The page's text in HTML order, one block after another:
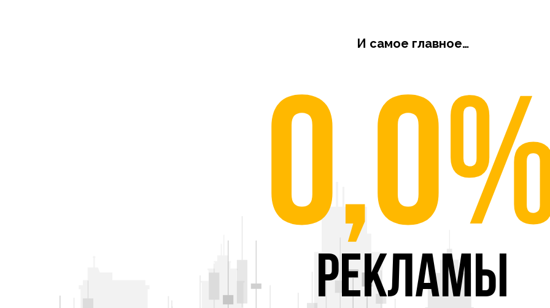
И самое главное…
РЕКЛАМЫ